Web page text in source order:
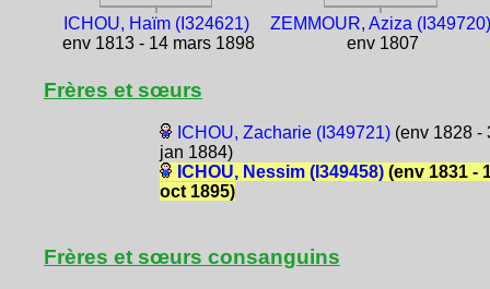
ICHOU, Haïm (I324621)
env 1813 - 14 mars 1898
ZEMMOUR, Aziza (I349720)
env 1807
Frères et sœurs
ICHOU, Zacharie (I349721)(env 1828 -
jan 1884)
ICHOU, Nessim (I349458)(env 1831 -
oct 1895)
Frères et sœurs consanguins